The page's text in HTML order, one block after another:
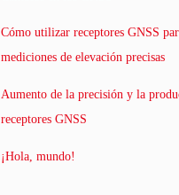
Cómo utilizar receptores GNSS
mediciones de elevación precisas
Aumento de la precisión y la
receptores GNSS
¡Hola, mundo!